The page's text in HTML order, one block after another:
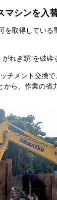
シンを入
を取得してい
れき類"を破砕
チメント交換
から、作業の